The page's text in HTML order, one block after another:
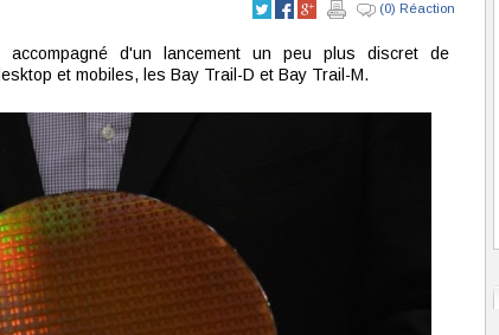
(0) Réaction
accompagné d'un lancement un peu plus discret de
et mobiles, les Bay Trail-D et Bay Trail-M.